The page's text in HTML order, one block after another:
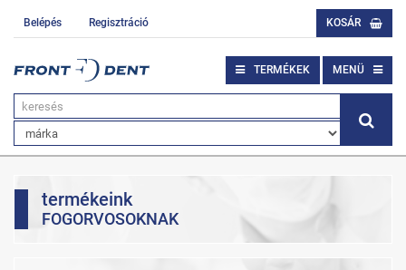
Belépés Regisztráció KOSÁR
TERMÉKEK MENÜ
termékeink
FOGORVOSOKNAK